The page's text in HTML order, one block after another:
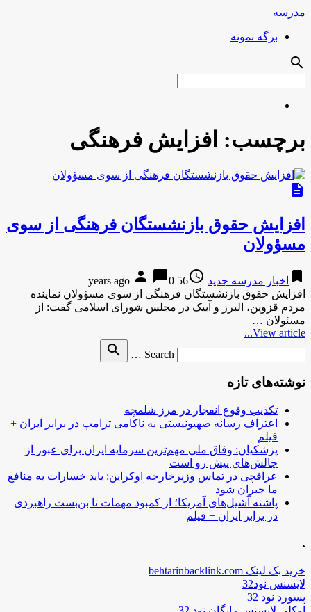
مدرسه
برگه نمونه
search
برچسب: افزایش فرهنگی
description
افزایش حقوق بازنشستگان فرهنگی از سوی
مسؤولان
bookmark اخبار مدرسه جدید access_time
56 years ago
person chat_bubble0
افزایش حقوق بازنشستگان فرهنگی از سوی مسؤولان نماینده
مردم قزوین، البرز و آبیک در مجلس شورای اسلامی گفت: از
مسئولان …
View article...
Search …
search
نوشته‌های تازه
تکذیب وقوع انفجار در مرز شلمچه
اعتراف رسانه صهیونیستی به ناکامی ترامپ در برابر ایران +
فیلم
پزشکیان: وفاق ملی مهم‌ترین سرمایه ایران برای عبور از
چالش‌های پیش رو است
عراقچی در تماس وزیرخارجه اوکراین: باید خسارات به منافع
ما جبران شود
پاشنه آشیل‌های آمریکا؛ از کمبود مهمات تا بن‌بست راهبردی
در برابر ایران + فیلم
.
خرید بک لینک behtarinbacklink.com
لایسنس نود32
پسورد نود 32